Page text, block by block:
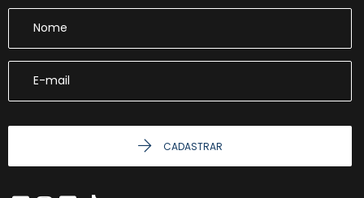
CADASTRAR